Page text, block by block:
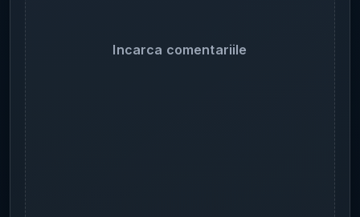
Incarca comentariile